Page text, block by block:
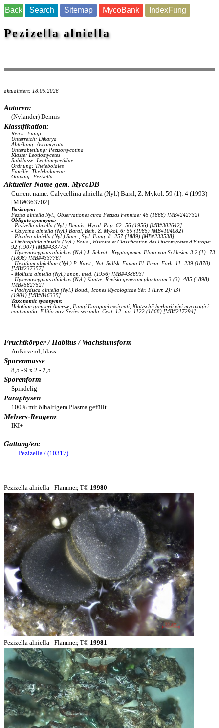
Back Search Sitemap MycoBank IndexFung
Pezizella alniella
aktualisiert: 18.05.2026
Autoren:
(Nylander) Dennis
Klassifikation:
Reich: Fungi
Unterreich: Dikarya
Abteilung: Ascomycota
Unterabteilung: Pezizomycotina
Klasse: Leotiomycetes
Subklasse: Leotiomycetidae
Ordnung: Thelebolales
Familie: Thelebolaceae
Gattung: Pezizella
Aktueller Name gem. MycoDB
Current name: Calycellina alniella (Nyl.) Baral, Z. Mykol. 59 (1): 4 (1993)
[MB#363702]
Basionym:
Peziza alniella Nyl., Observationes circa Pezizas Fenniae: 45 (1868) [MB#242732]
Obligate synonyms:
- Pezizella alniella (Nyl.) Dennis, Mycol. Pap. 62: 56 (1956) [MB#302642]
- Calycina alniella (Nyl.) Baral, Beih. Z. Mykol. 6: 55 (1985) [MB#104082]
- Phialea alniella (Nyl.) Sacc., Syll. Fung. 8: 257 (1889) [MB#233538]
- Ombrophila alniella (Nyl.) Boud., Histoire et Classification des Discomycètes d'Europe:
92 (1907) [MB#433775]
- Hymenoscyphus alniellus (Nyl.) J. Schröt., Kryptogamen-Flora von Schlesien 3.2 (1): 73
(1898) [MB#433776]
- Helotium alniellum (Nyl.) P. Karst., Not. Sällsk. Fauna Fl. Fenn. Förh. 11: 239 (1870)
[MB#237357]
- Mollisia alniella (Nyl.) anon. ined. (1956) [MB#438693]
- Hymenoscyphus alniellus (Nyl.) Kuntze, Revisio generum plantarum 3 (3): 485 (1898)
[MB#582752]
- Pachydisca alniella (Nyl.) Boud., Icones Mycologicae Sér. 1 (Livr. 2): [3]
(1904) [MB#846335]
Taxonomic synonyms:
Helotium grenseri Auersw., Fungi Europaei exsiccati, Klotzschii herbarii vivi mycologici
continuatio. Editio nov. Series secunda. Cent. 12: no. 1122 (1868) [MB#217294]
Fruchtkörper / Habitus / Wachstumsform
Aufsitzend, blass
Sporenmasse
8,5 - 9 x 2 - 2,5
Sporenform
Spindelig
Paraphysen
100% mit ölhaltigem Plasma gefüllt
Melzers-Reagenz
IKI+
Gattung/en:
Pezizella / (10317)
Pezizella alniella - Flammer, T© 19980
Pezizella alniella - Flammer, T© 19981